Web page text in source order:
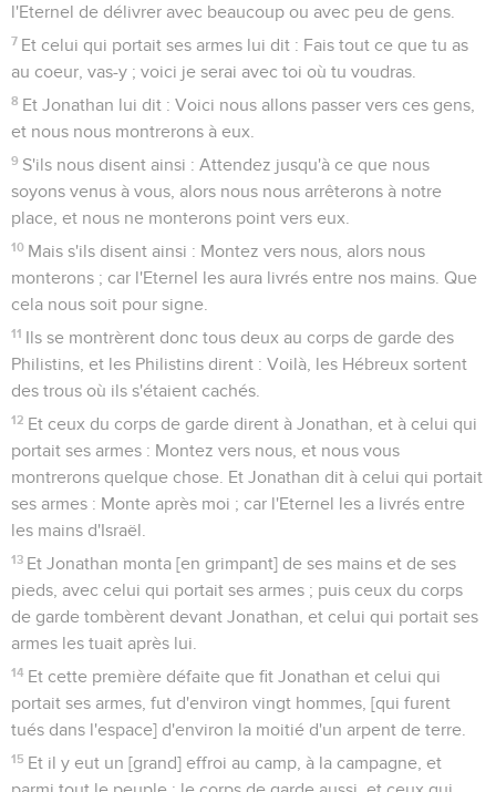
l'Eternel de délivrer avec beaucoup ou avec peu de gens.
7 Et celui qui portait ses armes lui dit : Fais tout ce que tu as
au coeur, vas-y ; voici je serai avec toi où tu voudras.
8 Et Jonathan lui dit : Voici nous allons passer vers ces gens,
et nous nous montrerons à eux.
9 S'ils nous disent ainsi : Attendez jusqu'à ce que nous
soyons venus à vous, alors nous nous arrêterons à notre
place, et nous ne monterons point vers eux.
10 Mais s'ils disent ainsi : Montez vers nous, alors nous
monterons ; car l'Eternel les aura livrés entre nos mains. Que
cela nous soit pour signe.
11 Ils se montrèrent donc tous deux au corps de garde des
Philistins, et les Philistins dirent : Voilà, les Hébreux sortent
des trous où ils s'étaient cachés.
12 Et ceux du corps de garde dirent à Jonathan, et à celui qui
portait ses armes : Montez vers nous, et nous vous
montrerons quelque chose. Et Jonathan dit à celui qui portait
ses armes : Monte après moi ; car l'Eternel les a livrés entre
les mains d'Israël.
13 Et Jonathan monta [en grimpant] de ses mains et de ses
pieds, avec celui qui portait ses armes ; puis ceux du corps
de garde tombèrent devant Jonathan, et celui qui portait ses
armes les tuait après lui.
14 Et cette première défaite que fit Jonathan et celui qui
portait ses armes, fut d'environ vingt hommes, [qui furent
tués dans l'espace] d'environ la moitié d'un arpent de terre.
15 Et il y eut un [grand] effroi au camp, à la campagne, et